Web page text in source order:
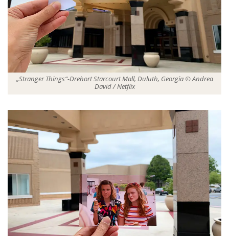
„Stranger Things“-Drehort Starcourt Mall, Duluth, Georgia © Andrea
David / Netflix